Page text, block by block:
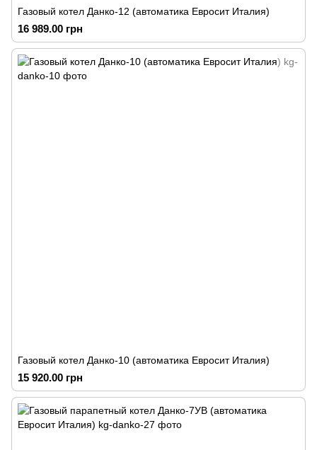
Газовый котел Данко-12 (автоматика Евросит Италия)
16 989.00 грн
Газовый котел Данко-10 (автоматика Евросит Италия)
15 920.00 грн